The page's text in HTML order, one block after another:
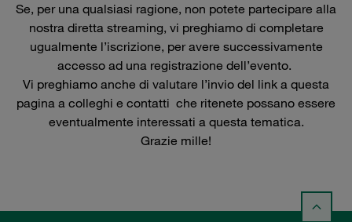
Se, per una qualsiasi ragione, non potete partecipare alla
nostra diretta streaming, vi preghiamo di completare
ugualmente l’iscrizione, per avere successivamente
accesso ad una registrazione dell’evento.
Vi preghiamo anche di valutare l’invio del link a questa
pagina a colleghi e contatti che ritenete possano essere
eventualmente interessati a questa tematica.
Grazie mille!